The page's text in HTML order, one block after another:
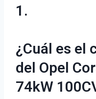
1.
¿Cuál es el
del Opel
74kW